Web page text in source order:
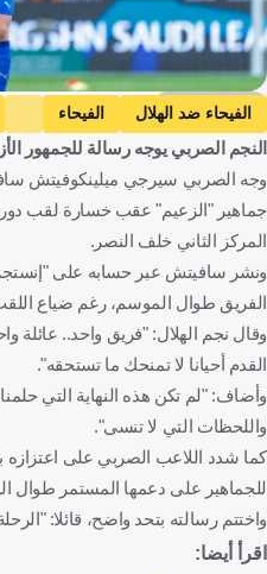
Getty Images
الفيحاء ضد الهلال الفيحاء
دوري روشن السعودي
النصر
ضمك
سيرجي
المملكة العربية السعودية
النجم الصربي يوجه رسالة للجمهور
وجه الصربي سيرجي ميلينكوفيتش
جماهير "الزعيم" عقب خسارة لقب
المركز الثاني خلف النصر.
ونشر سافيتش عبر حسابه على
الفريق طوال الموسم، رغم ضياع
وقال نجم الهلال: "فريق واحد.. عائلة
القدم أحيانا لا تمنحك ما تستحقه".
وأضاف: "لم تكن هذه النهاية التي
واللحظات التي لا تنسى".
كما شدد اللاعب الصربي على اعتزازه
للجماهير على دعمها المستمر طوال
واختتم رسالته بتحد واضح، قائلا:
اقرأ أيضا: